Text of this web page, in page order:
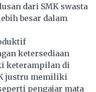
dari SMK swasta
besar dalam
ketersediaan
keterampilan di
justru memiliki
pengajar mata